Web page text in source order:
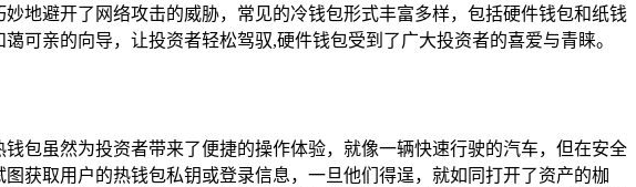
地避开了网络攻击的威胁，常见的冷钱包形式丰富多样，包括硬件钱包和纸钱
可亲的向导，让投资者轻松驾驭,硬件钱包受到了广大投资者的喜爱与青睐。
包虽然为投资者带来了便捷的操作体验，就像一辆快速行驶的汽车，但在安全
获取用户的热钱包私钥或登录信息，一旦他们得逞，就如同打开了资产的枷